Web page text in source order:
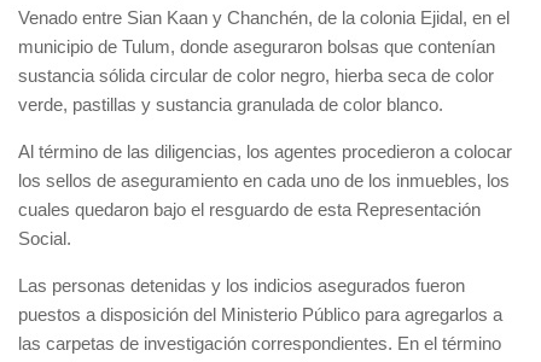
Venado entre Sian Kaan y Chanchén, de la colonia Ejidal, en el
municipio de Tulum, donde aseguraron bolsas que contenían
sustancia sólida circular de color negro, hierba seca de color
verde, pastillas y sustancia granulada de color blanco.
Al término de las diligencias, los agentes procedieron a colocar
los sellos de aseguramiento en cada uno de los inmuebles, los
cuales quedaron bajo el resguardo de esta Representación
Social.
Las personas detenidas y los indicios asegurados fueron
puestos a disposición del Ministerio Público para agregarlos a
las carpetas de investigación correspondientes. En el término